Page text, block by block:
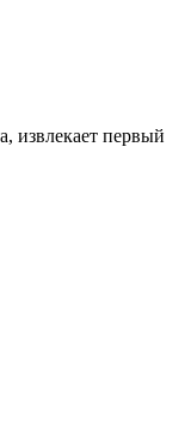
извлекает первый